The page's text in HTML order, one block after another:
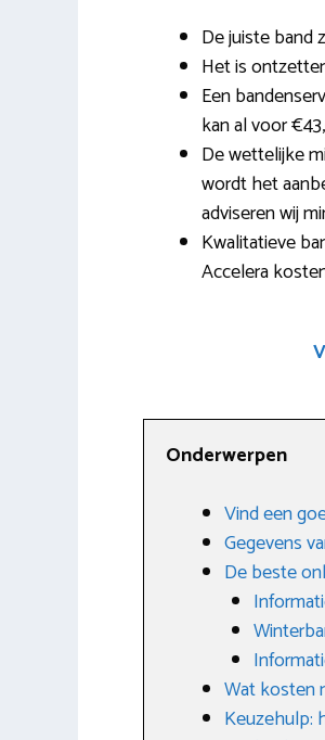
De juiste band
Het is
Een
kan al voor
De wettelijke
wordt het
adviseren wij
Kwalitatieve
Accelera
Onderwerpen
Vind een
Gegevens
De beste
Wat kosten
Keuzehulp: